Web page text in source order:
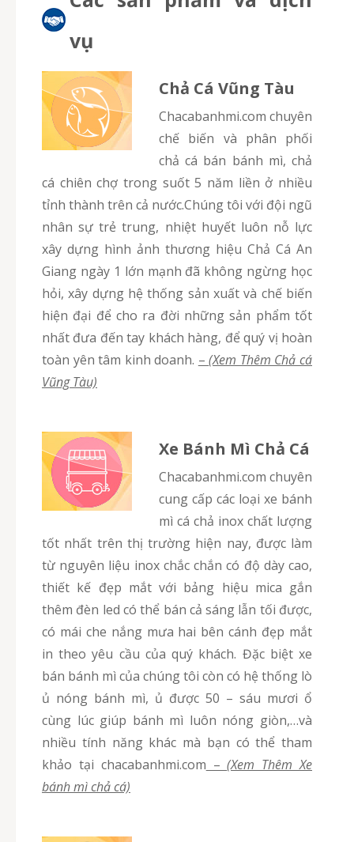
vụ
Chả Cá Vũng Tàu
chacabanhmi.com chuyên
chế biến và phân phối
chả cá bán bánh mì, chả
cá chiên chợ trong suốt 5 năm liền ở nhiều
tỉnh thành trên cả nước.Chúng tôi với đội ngũ
nhân sự trẻ trung, nhiệt huyết luôn nỗ lực
xây dựng hình ảnh thương hiệu Chả Cá An
Giang ngày 1 lớn mạnh đã không ngừng học
hỏi, xây dựng hệ thống sản xuất và chế biến
hiện đại để cho ra đời những sản phẩm tốt
nhất đưa đến tay khách hàng, để quý vị hoàn
toàn yên tâm kinh doanh. –(Xem Thêm Chả cá
Vũng Tàu)
Xe Bánh Mì Chả Cá
chacabanhmi.com chuyên
cung cấp các loại xe bánh
mì cá chả inox chất lượng
tốt nhất trên thị trường hiện nay, được làm
từ nguyên liệu inox chắc chắn có độ dày cao,
thiết kế đẹp mắt với bảng hiệu mica gắn
thêm đèn led có thể bán cả sáng lẫn tối được,
có mái che nắng mưa hai bên cánh đẹp mắt
in theo yêu cầu của quý khách. Đặc biệt xe
bán bánh mì của chúng tôi còn có hệ thống lò
ủ nóng bánh mì, ủ được 50 – sáu mươi ổ
cùng lúc giúp bánh mì luôn nóng giòn,…và
nhiều tính năng khác mà bạn có thể tham
khảo tại chacabanhmi.com –(Xem Thêm Xe
bánh mì chả cá)